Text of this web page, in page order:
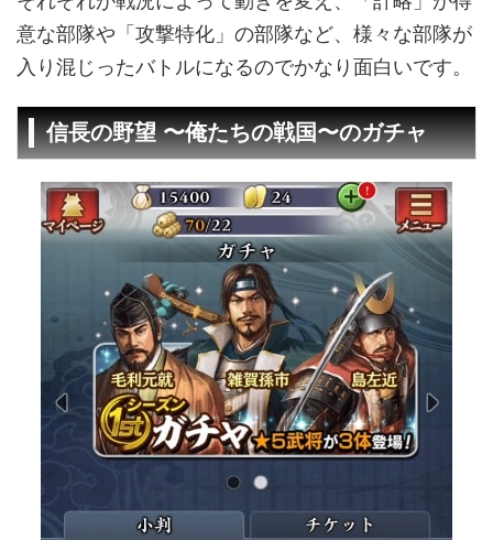
意な部隊や「攻撃特化」の部隊など、様々な部隊が
入り混じったバトルになるのでかなり面白いです。
信長の野望 〜俺たちの戦国〜のガチャ